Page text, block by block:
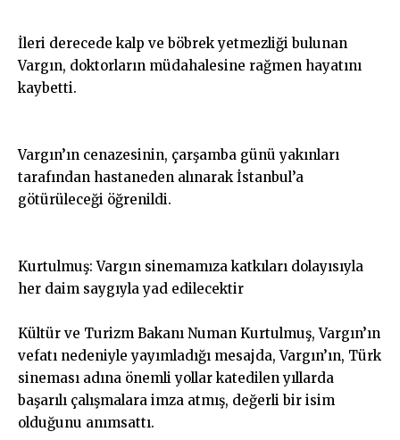
İleri derecede kalp ve böbrek yetmezliği bulunan
Vargın, doktorların müdahalesine rağmen hayatını
kaybetti.
Vargın’ın cenazesinin, çarşamba günü yakınları
tarafından hastaneden alınarak İstanbul’a
götürüleceği öğrenildi.
Kurtulmuş: Vargın sinemamıza katkıları dolayısıyla
her daim saygıyla yad edilecektir
Kültür ve Turizm Bakanı Numan Kurtulmuş, Vargın’ın
vefatı nedeniyle yayımladığı mesajda, Vargın’ın, Türk
sineması adına önemli yollar katedilen yıllarda
başarılı çalışmalara imza atmış, değerli bir isim
olduğunu anımsattı.